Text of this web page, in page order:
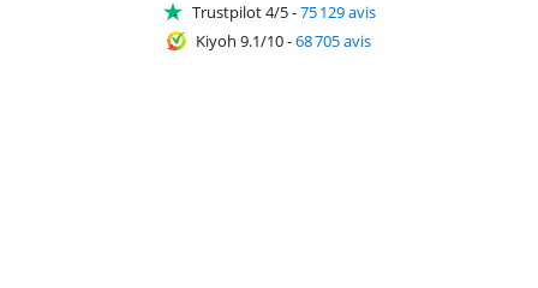
Trustpilot 4/5-75 129 avis
Kiyoh 9.1/10-68 705 avis